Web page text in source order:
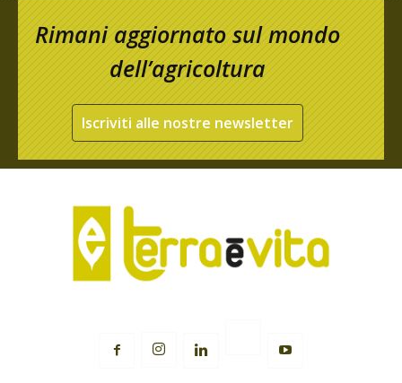
Rimani aggiornato sul mondo
dell’agricoltura
Iscriviti alle nostre newsletter